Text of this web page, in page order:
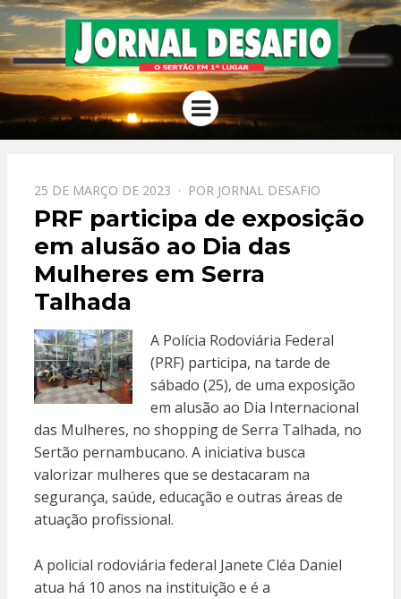
JORNAL
DESAFIO
O Sertão em 1º Lugar
Menu
PPOSTADO
EM
25 DE MARÇO DE 2023 POR JORNAL DESAFIO
PRF participa de exposição
em alusão ao Dia das
Mulheres em Serra
Talhada
A Polícia Rodoviária Federal
(PRF) participa, na tarde de
sábado (25), de uma exposição
em alusão ao Dia Internacional
das Mulheres, no shopping de Serra Talhada, no
Sertão pernambucano. A iniciativa busca
valorizar mulheres que se destacaram na
segurança, saúde, educação e outras áreas de
atuação profissional.
A policial rodoviária federal Janete Cléa Daniel
atua há 10 anos na instituição e é a